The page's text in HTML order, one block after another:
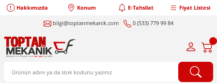
Hakkımızda Konum E-Tahsilat Fiyat Listesi
bilgi@toptanmekanik.com 0 (533) 779 99 84